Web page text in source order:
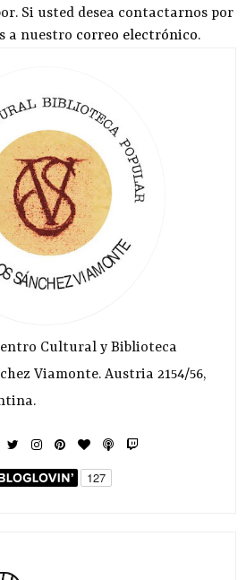
Si usted desea contactarnos por
a nuestro correo electrónico.
Cultural y Biblioteca
Viamonte. Austria 2154/56,